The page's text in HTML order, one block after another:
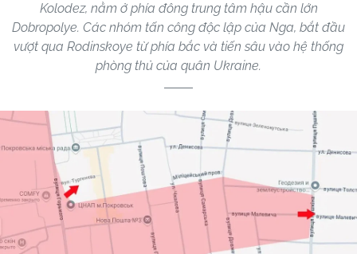
Kolodez, nằm ở phía đông trung tâm hậu cần lớn
Dobropolye. Các nhóm tấn công độc lập của Nga, bắt đầu
vượt qua Rodinskoye từ phía bắc và tiến sâu vào hệ thống
phòng thủ của quân Ukraine.